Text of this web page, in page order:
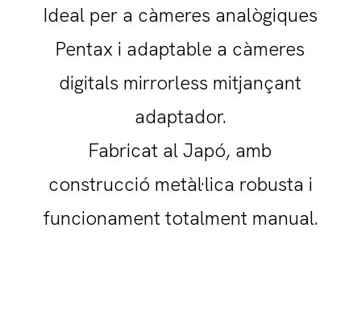
Ideal per a càmeres analògiques
Pentax i adaptable a càmeres
digitals mirrorless mitjançant
adaptador.
Fabricat al Japó, amb
construcció metàl·lica robusta i
funcionament totalment manual.